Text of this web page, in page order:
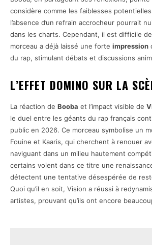
considère comme les faiblesses
l’absence d’un refrain accrocheur pourrait
dans les charts. Cependant, il est difficile
morceau a déjà laissé une forte impression
du rap, stimulant débats et discussions
L’EFFET DOMINO SUR LA
La réaction de Booba et l’impact visible de
le duel entre les géants du rap français
public en 2026. Ce morceau symbolise un
Fouine et Kaaris, qui cherchent à renouer
naviguant dans un milieu hautement
certains voient dans ce titre une
détectent une tentative désespérée de
Quoi qu’il en soit, Vision a réussi à
artistes, prouvant qu’ils ont encore